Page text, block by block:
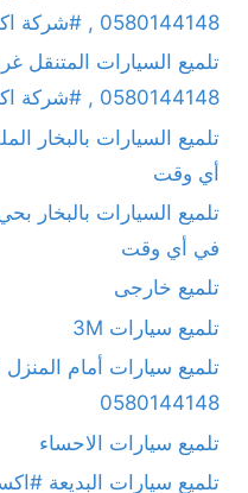
0580144148 , #شركة اكسبيريس واش كار
تلميع السيارات المتنقل
0580144148 , #شركة اكسبيريس واش كار
تلميع السيارات بالبخار
أي وقت
تلميع السيارات بالبخار
في أي وقت
تلميع خارجى
تلميع سيارات 3M
تلميع سيارات أمام
0580144148
تلميع سيارات الاحساء
تلميع سيارات البديعة